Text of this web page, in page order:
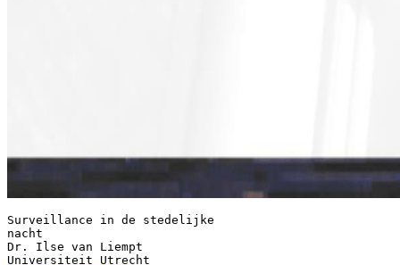
Surveillance in de stedelijke
nacht
Dr. Ilse van Liempt